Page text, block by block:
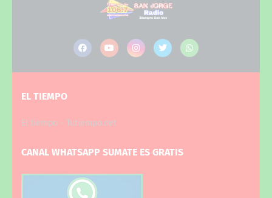
EL TIEMPO
El tiempo - Tutiempo.net
CANAL WHATSAPP SUMATE ES GRATIS